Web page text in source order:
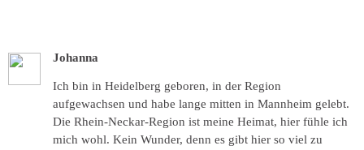
Johanna
Ich bin in Heidelberg geboren, in der Region
aufgewachsen und habe lange mitten in Mannheim gelebt.
Die Rhein-Neckar-Region ist meine Heimat, hier fühle ich
mich wohl. Kein Wunder, denn es gibt hier so viel zu